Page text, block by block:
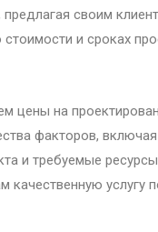
своим
и сроках
цены на
факторов,
и требуемые
качественную услугу